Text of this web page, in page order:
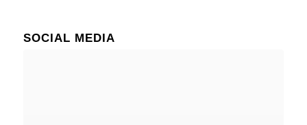
SOCIAL MEDIA